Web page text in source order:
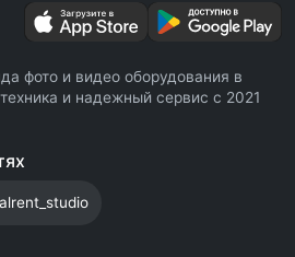
фото и видео оборудования в
и надежный сервис с 2021